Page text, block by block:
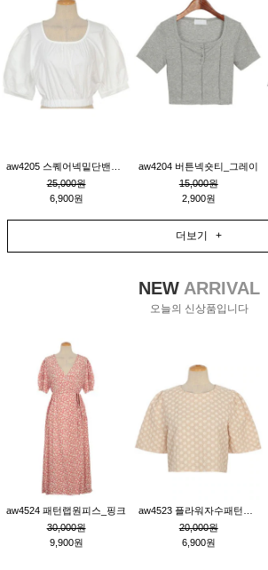
25,000원
6,900원
aw4204 버튼넥숏티_그레이
15,000원
2,900원
더보기 +
NEWARRIVAL
오늘의 신상품입니다
aw4524 패턴랩원피스_핑크
30,000원
9,900원
20,000원
6,900원